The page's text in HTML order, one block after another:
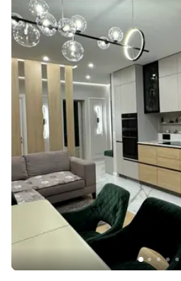
перегляд у зручний для вас час.